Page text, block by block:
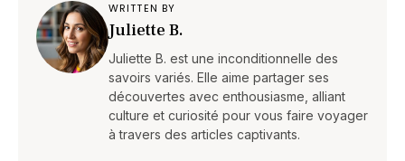
WRITTEN BY
Juliette B.
Juliette B. est une inconditionnelle des
savoirs variés. Elle aime partager ses
découvertes avec enthousiasme, alliant
culture et curiosité pour vous faire voyager
à travers des articles captivants.